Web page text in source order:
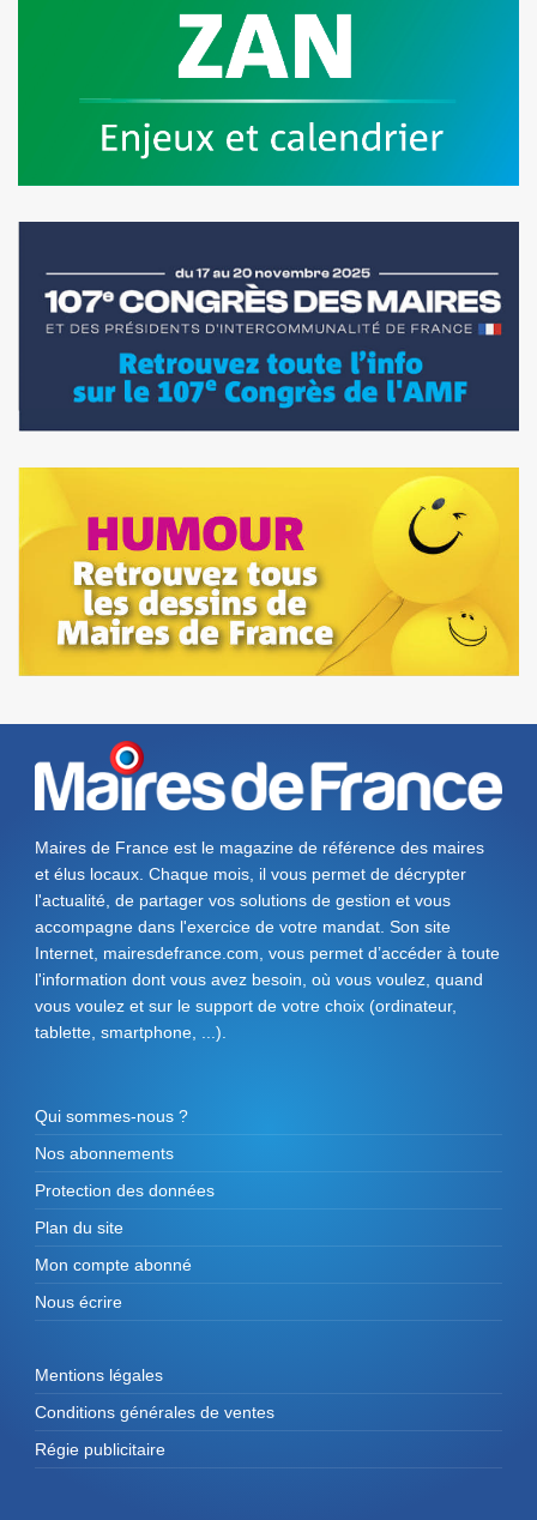
Maires de France est le magazine de référence des maires
et élus locaux. Chaque mois, il vous permet de décrypter
l'actualité, de partager vos solutions de gestion et vous
accompagne dans l'exercice de votre mandat. Son site
Internet, mairesdefrance.com, vous permet d’accéder à toute
l'information dont vous avez besoin, où vous voulez, quand
vous voulez et sur le support de votre choix (ordinateur,
tablette, smartphone, ...).
Qui sommes-nous ?
Nos abonnements
Protection des données
Plan du site
Mon compte abonné
Nous écrire
Mentions légales
Conditions générales de ventes
Régie publicitaire